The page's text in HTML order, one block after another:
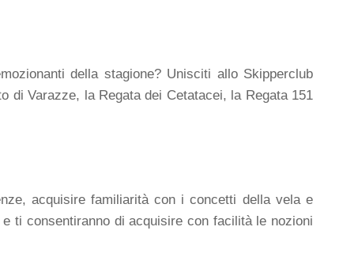
della stagione? Unisciti allo Skipperclub
di Varazze, la Regata dei Cetatacei, la Regata 151
acquisire familiarità con i concetti della vela e
ti consentiranno di acquisire con facilità le nozioni